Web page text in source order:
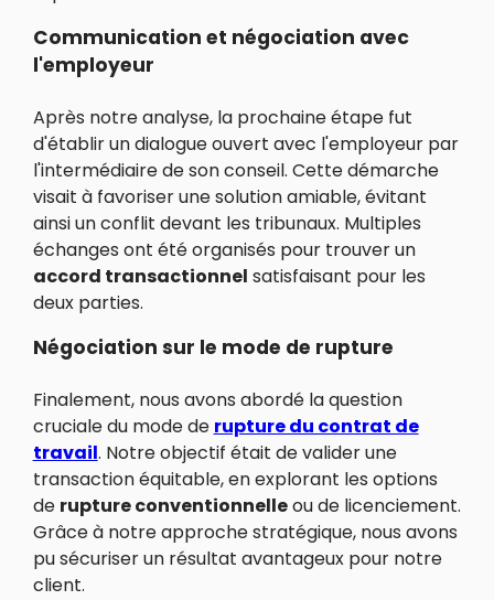
Communication et négociation avec
l'employeur
Après notre analyse, la prochaine étape fut
d'établir un dialogue ouvert avec l'employeur par
l'intermédiaire de son conseil. Cette démarche
visait à favoriser une solution amiable, évitant
ainsi un conflit devant les tribunaux. Multiples
échanges ont été organisés pour trouver un
accord transactionnel satisfaisant pour les
deux parties.
Négociation sur le mode de rupture
Finalement, nous avons abordé la question
cruciale du mode de rupture du contrat de
travail. Notre objectif était de valider une
transaction équitable, en explorant les options
de rupture conventionnelleou de licenciement.
Grâce à notre approche stratégique, nous avons
pu sécuriser un résultat avantageux pour notre
client.